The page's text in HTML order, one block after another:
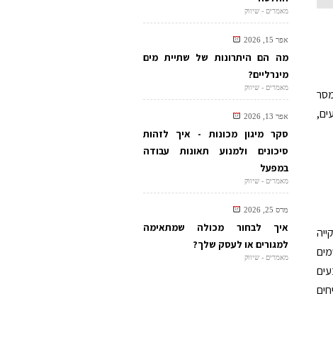
מאמרים - שיווק
אפר 15, 2026
מה הם היתרונות של שתיית מים
מינרליים?
מאמרים - שיווק
אפר 13, 2026
סקר מיגון מכונות - איך לזהות
סיכונים ולמנוע תאונות עבודה
במפעל
מאמרים - שיווק
מרס 25, 2026
איך לבחור מכולה שמתאימה
למגורים או לעסק שלך?
מאמרים - שיווק